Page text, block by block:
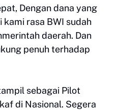
Dengan dana yang
rasa BWI sudah
daerah. Dan
penuh terhadap
sebagai Pilot
di Nasional. Segera